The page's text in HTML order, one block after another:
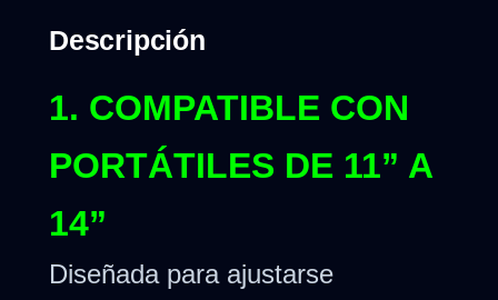
Descripción
1. COMPATIBLE CON
PORTÁTILES DE 11” A
14”
Diseñada para ajustarse